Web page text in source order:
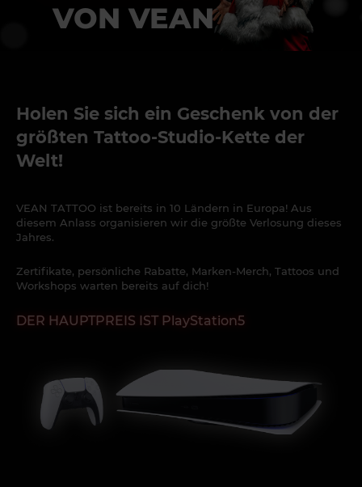
VON VEAN
Holen Sie sich ein Geschenk von der
größten Tattoo-Studio-Kette der
Welt!
VEAN TATTOO ist bereits in 10 Ländern in Europa! Aus
diesem Anlass organisieren wir die größte Verlosung dieses
Jahres.
Zertifikate, persönliche Rabatte, Marken-Merch, Tattoos und
Workshops warten bereits auf dich!
DER HAUPTPREIS IST PlayStation5